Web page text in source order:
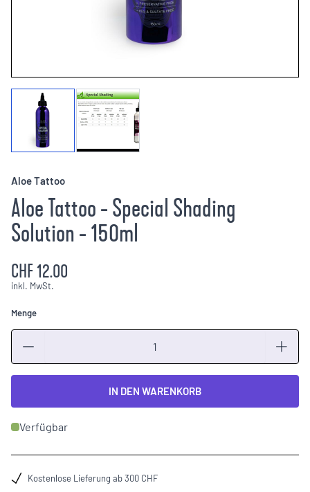
Aloe Tattoo
Aloe Tattoo - Special Shading
Solution - 150ml
CHF 12.00
inkl. MwSt.
Menge
IN DEN WARENKORB
Verfügbar
Kostenlose Lieferung ab 300 CHF